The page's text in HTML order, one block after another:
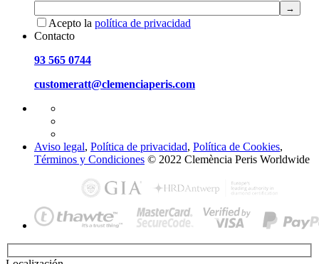
Acepto la política de privacidad
Contacto
93 565 0744
customeratt@clemenciaperis.com
Aviso legal, Política de privacidad, Política de Cookies,
Términos y Condiciones © 2022 Clemència Peris Worldwide